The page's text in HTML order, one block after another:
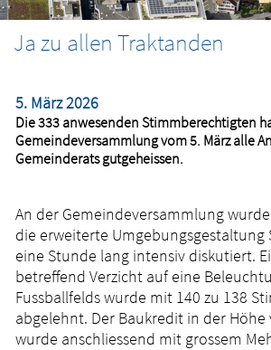
Ja zu allen Traktanden
5. März 2026
Die 333 anwesenden Stimmberechtigten
Gemeindeversammlung vom 5. März alle
Gemeinderats gutgeheissen.
An der Gemeindeversammlung
die erweiterte
eine Stunde lang intensiv diskutiert.
betreffend Verzicht auf eine
Fussballfelds wurde mit 140 zu 138
abgelehnt. Der Baukredit in der Höhe
wurde anschliessend mit grossem